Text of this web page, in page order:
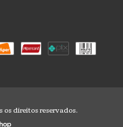
os direitos reservados.